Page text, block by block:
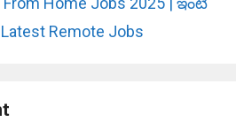
Remote Jobs